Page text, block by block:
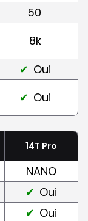
50
8k
Oui
Oui
14T Pro
NANO
Oui
Oui